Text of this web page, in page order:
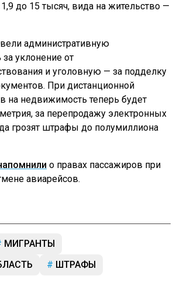
до 15 тысяч, вида на жительство —
административную
за уклонение от
и уголовную — за подделку
При дистанционной
на недвижимость теперь будет
за перепродажу электронных
грозят штрафы до полумиллиона
о правах пассажиров при
авиарейсов.
МИГРАНТЫ
ШТРАФЫ